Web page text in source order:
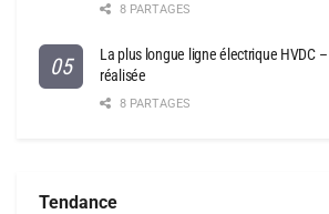
8 PARTAGES
La plus longue ligne électrique HVDC
réalisée
8 PARTAGES
Tendance